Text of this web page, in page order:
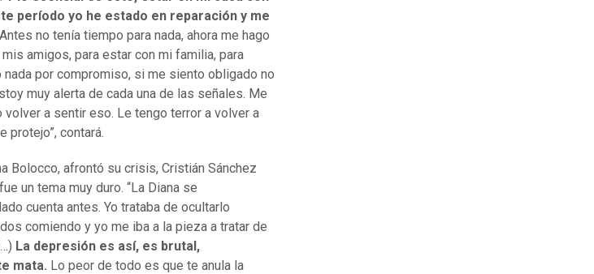
período yo he estado en reparación y me
no tenía tiempo para nada, ahora me hago
amigos, para estar con mi familia, para
nada por compromiso, si me siento obligado no
muy alerta de cada una de las señales. Me
volver a sentir eso. Le tengo terror a volver a
protejo”, contará.
Bolocco, afrontó su crisis, Cristián Sánchez
un tema muy duro. “La Diana se
cuenta antes. Yo trataba de ocultarlo
comiendo y yo me iba a la pieza a tratar de
La depresión es así, es brutal,
mata. Lo peor de todo es que te anula la